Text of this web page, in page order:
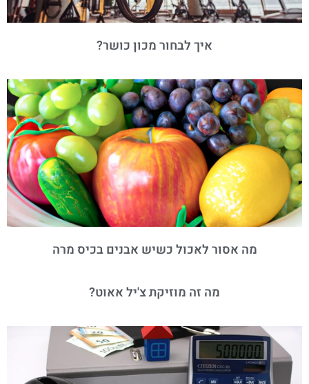
איך לבחור מכון כושר?
מה אסור לאכול כשיש אבנים בכיס מרה
מה זה מוזיקת צ'יל אאוט?